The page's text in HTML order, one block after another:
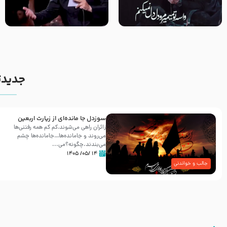
مصداق کربلا – حاج حسین سیب
شور ، حسینا! به‌ حق زهرا «أُنْظُرْ
إِلَینا» – عزاداری شب هفتم ماه
جالب و خواندنی
سوزدل جا مانده‌ای از زیارت اربعین
زائران راهی می‌شوند،کم‌ کم همه رفتنی‌ها
می‌روند و جامانده‌ها…جامانده‌ها چشم
می‌بندند.چگونه؟می‌...
۱۴ /۰۵/ ۱۴۰۵